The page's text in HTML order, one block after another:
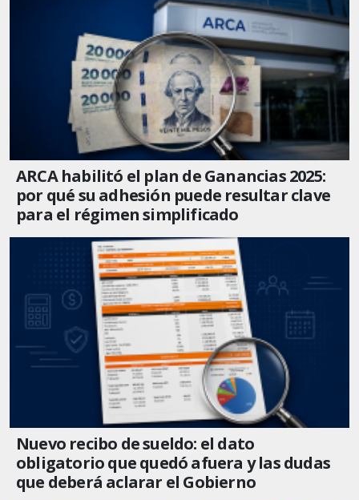
ARCA habilitó el plan de Ganancias 2025:
por qué su adhesión puede resultar clave
para el régimen simplificado
Nuevo recibo de sueldo: el dato
obligatorio que quedó afuera y las dudas
que deberá aclarar el Gobierno